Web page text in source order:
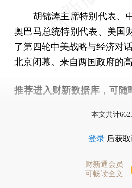
胡锦涛主席特别代表、中
奥巴马总统特别代表、美国
了第四轮中美战略与经济对
北京闭幕。来自两国政府的
推荐进入 财新数据库 ，可
本文共计
登录 后获
财新通会员
可畅读全文